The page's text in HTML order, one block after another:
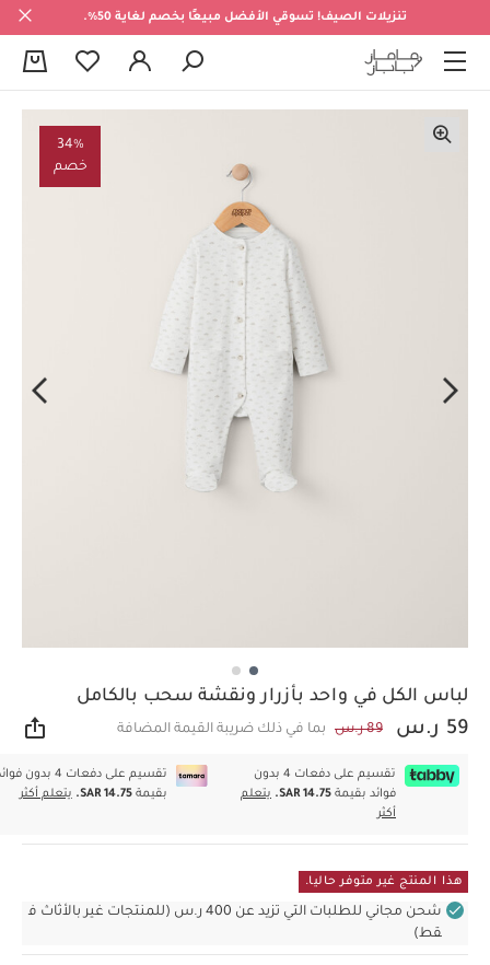
تنزيلات الصيف! تسوقي الأفضل مبيعًا بخصم لغاية 50%.
34%
خصم
لباس الكل في واحد بأزرار ونقشة سحب بالكامل
59 ر.س 89 ر.س بما في ذلك ضريبة القيمة المضافة
تقسيم على دفعات 4 بدون
فوائد بقيمة SAR 14.75.
يتعلم
أكثر
تقسيم على دفعات 4 بدون
بقيمةSAR 14.75. يتعلم أكثر
هذا المنتج غير متوفر حاليا.
شحن مجاني للطلبات التي تزيد عن 400 ر.س (للمنتجات غير بالأثاث ف
قط)